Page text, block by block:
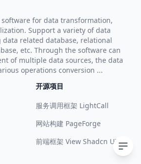
for data transformation,
Support a variety of data
data related database, relational
etc. Through the software can
of multiple data sources, the data
operations conversion ...
开源项目
服务调用框架 LightCall
网站构建 PageForge
前端框架 View Shadcn UI